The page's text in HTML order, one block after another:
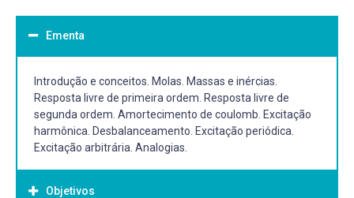
Ementa
Introdução e conceitos. Molas. Massas e inércias.
Resposta livre de primeira ordem. Resposta livre de
segunda ordem. Amortecimento de coulomb. Excitação
harmônica. Desbalanceamento. Excitação periódica.
Excitação arbitrária. Analogias.
Objetivos